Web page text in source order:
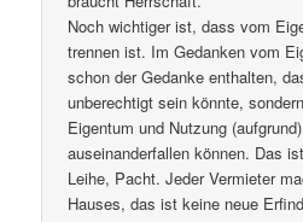
Noch wichtiger ist, dass vom
trennen ist. Im Gedanken vom
schon der Gedanke enthalten,
unberechtigt sein könnte,
Eigentum und Nutzung
auseinanderfallen können. Das
Leihe, Pacht. Jeder Vermieter
Hauses, das ist keine neue